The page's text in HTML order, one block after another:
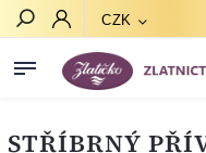
CZK
STŘÍBRNÝ